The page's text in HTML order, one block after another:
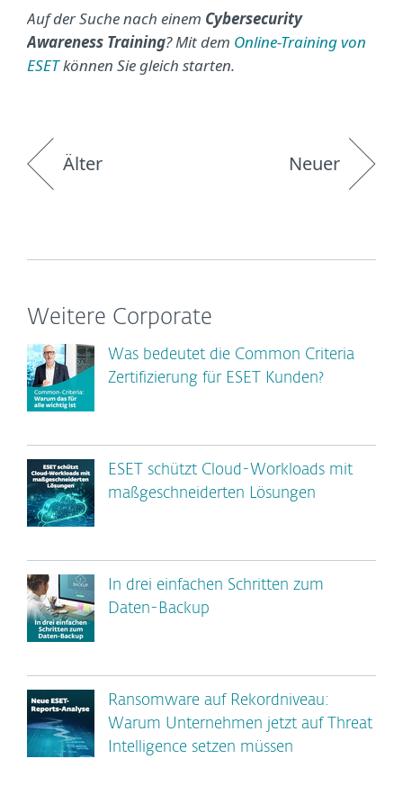
Auf der Suche nach einem Cybersecurity
Awareness Training? Mit dem Online-Training von
ESETkönnen Sie gleich starten.
Älter Neuer
Weitere Corporate
Was bedeutet die Common Criteria
Zertifizierung für ESET Kunden?
ESET schützt Cloud-Workloads mit
maßgeschneiderten Lösungen
In drei einfachen Schritten zum
Daten-Backup
Ransomware auf Rekordniveau:
Warum Unternehmen jetzt auf Threat
Intelligence setzen müssen